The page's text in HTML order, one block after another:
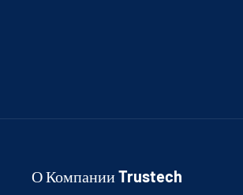
О Компании Trustech